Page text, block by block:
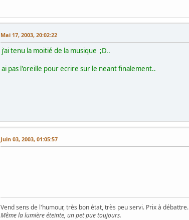
Mai 17, 2003, 20:02:22
j'ai tenu la moitié de la musique ;D..
ai pas l'oreille pour ecrire sur le neant finalement..
Juin 03, 2003, 01:05:57
Vend sens de l'humour, très bon état, très peu servi. Prix à débattre.
Même la lumière éteinte, un pet pue toujours.